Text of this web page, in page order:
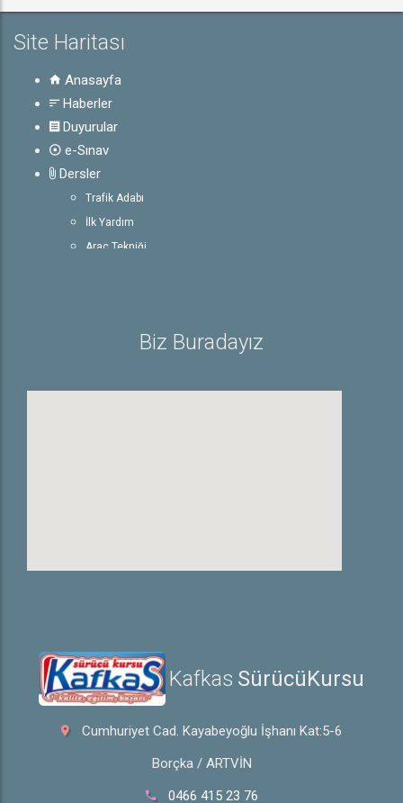
Site Haritası
Anasayfa
Haberler
Duyurular
e-Sınav
Dersler
Trafik Adabı
İlk Yardım
Araç Tekniği
Sürücü Belgeleri
Trafik İşaretleri
Biz Buradayız
Kafkas SürücüKursu
Cumhuriyet Cad. Kayabeyoğlu İşhanı Kat:5-6
Borçka / ARTVİN
0466 415 23 76